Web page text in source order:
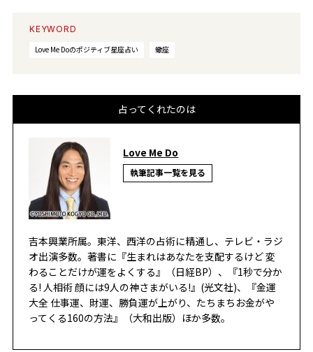
KEYWORD
Love Me Doのポジティブ星座占い
蠍座
占ってくれたのは
Love Me Do
執筆記事一覧を見る
吉本興業所属。東洋、西洋の占術に精通し、テレビ・ラジ
オ出演多数。著書に『生まれはあなたを支配するけど 変
わることだけが運をよくする』（日経BP）、『1秒で分か
る! 人相術 顔には9人の神さまがいる!』(光文社)、『金運
大全 仕事運、財運、勝負運が上がり、たちまちお金がや
ってくる160の方法』（大和出版）ほか多数。